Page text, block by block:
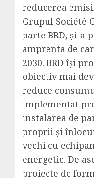
reducerea
Grupul Société
parte BRD, și-a
amprenta de
2030. BRD își
obiectiv mai
reduce
implementat
instalarea de
proprii și
vechi cu
energetic. De
proiecte de